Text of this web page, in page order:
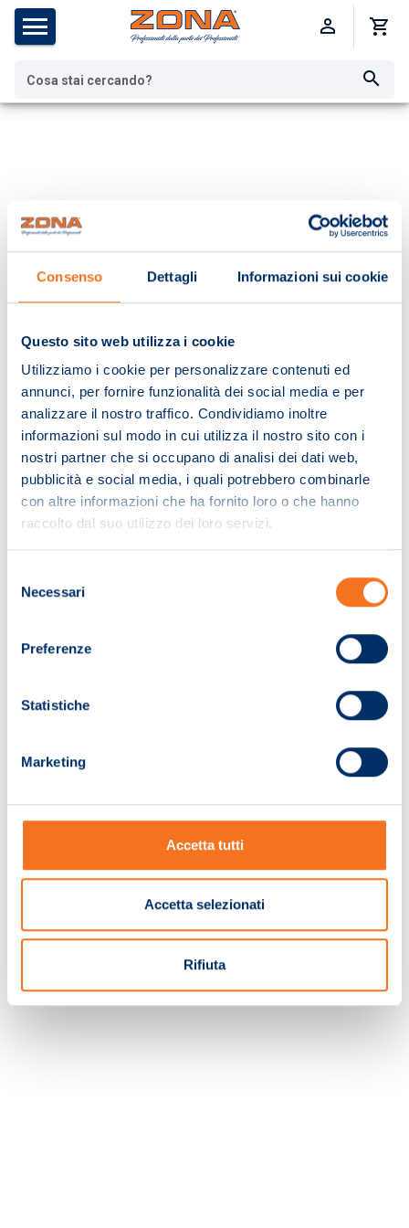
Consenso Dettagli Informazioni sui cookie
Questo sito web utilizza i cookie
Utilizziamo i cookie per personalizzare contenuti ed
annunci, per fornire funzionalità dei social media e per
analizzare il nostro traffico. Condividiamo inoltre
informazioni sul modo in cui utilizza il nostro sito con i
nostri partner che si occupano di analisi dei dati web,
pubblicità e social media, i quali potrebbero combinarle
con altre informazioni che ha fornito loro o che hanno
raccolto dal suo utilizzo dei loro servizi.
delNecessari
Preferenze
Statistiche
Marketing
Accetta tutti
Accetta selezionati
Rifiuta
Cosa stai cercando?
Ti invitiamo a effettuare una nuova ricerca.